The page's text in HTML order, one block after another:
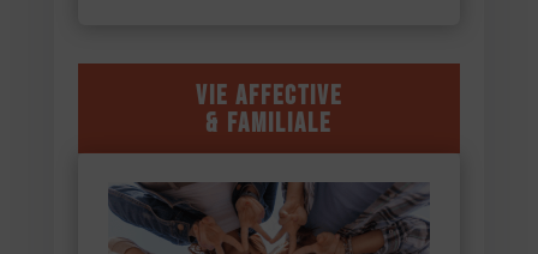
Vie affective
& familiale